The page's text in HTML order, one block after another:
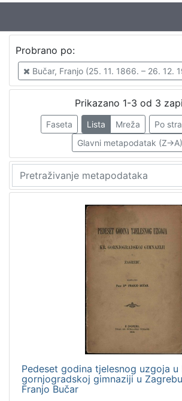
Autor
Bučar, Franjo (25. 11. 1866. – 26. 12.
Rudolf, Viktor (1880. – 1938.)
Izdavač
Knjižnice grada Zagreba
3
Probrano po:
Bučar, Franjo (25. 11. 1866. – 26. 12.
Prikazano 1-3 od 3
Faseta Lista Mreža
Po
Glavni metapodatak (Z->A)
Pedeset godina tjelesnog uzgoja u
gornjogradskoj gimnaziji u
Franjo Bučar